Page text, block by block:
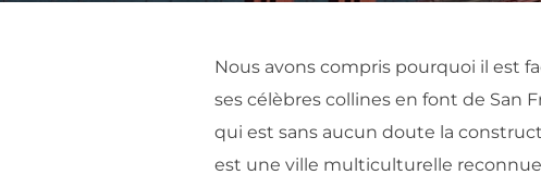
Nous avons compris pourquoi il est
ses célèbres collines en font de San
qui est sans aucun doute la
est une ville multiculturelle